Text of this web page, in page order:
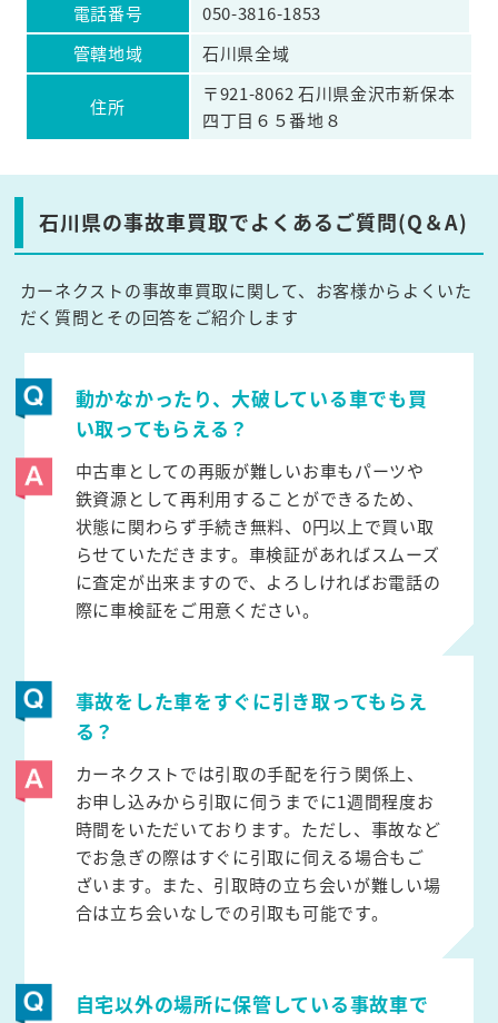
電話番号
050-3816-1853
管轄地域
石川県全域
住所
〒921-8062 石川県金沢市新保本
四丁目６５番地８
石川県の事故車買取でよくあるご質問(Q＆A)
カーネクストの事故車買取に関して、お客様からよくいた
だく質問とその回答をご紹介します
動かなかったり、大破している車でも買
い取ってもらえる？
中古車としての再販が難しいお車もパーツや
鉄資源として再利用することができるため、
状態に関わらず手続き無料、0円以上で買い取
らせていただきます。車検証があればスムーズ
に査定が出来ますので、よろしければお電話の
際に車検証をご用意ください。
事故をした車をすぐに引き取ってもらえ
る？
カーネクストでは引取の手配を行う関係上、
お申し込みから引取に伺うまでに1週間程度お
時間をいただいております。ただし、事故など
でお急ぎの際はすぐに引取に伺える場合もご
ざいます。また、引取時の立ち会いが難しい場
合は立ち会いなしでの引取も可能です。
自宅以外の場所に保管している事故車で